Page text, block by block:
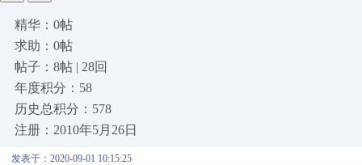
精华：0帖
求助：0帖
帖子：8帖 | 28回
年度积分：58
历史总积分：578
注册：2010年5月26日
发表于：2020-09-01 10:15:25